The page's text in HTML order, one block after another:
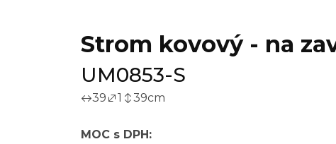
Strom kovový - na
UM0853-S
39 1 39cm
MOC s DPH: